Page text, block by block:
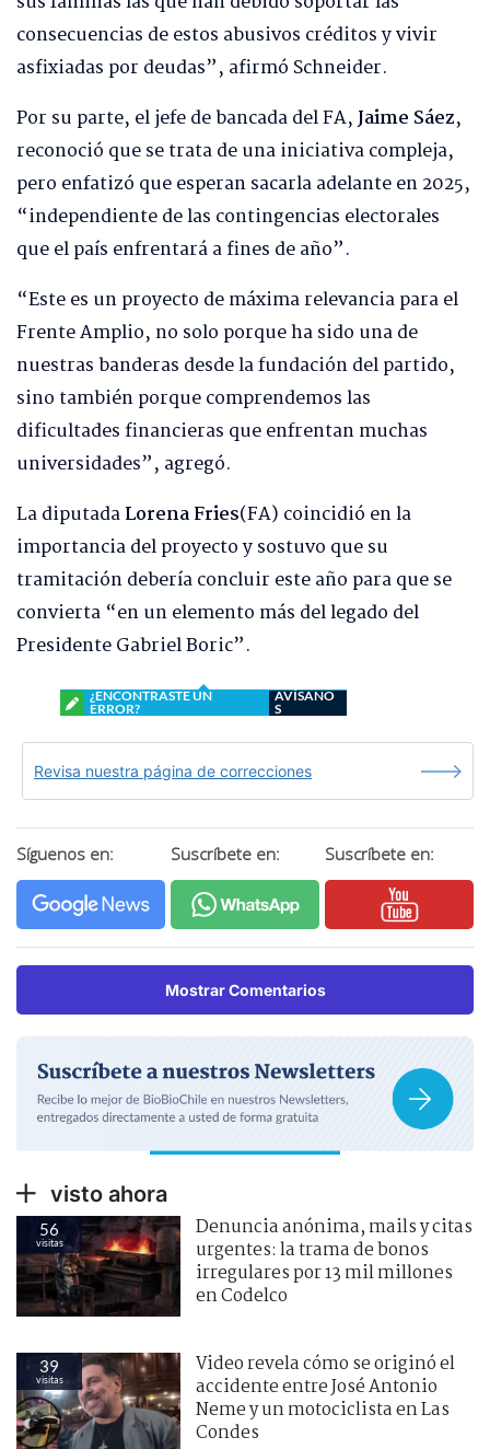
consecuencias de estos abusivos créditos y vivir
asfixiadas por deudas”, afirmó Schneider.
Por su parte, el jefe de bancada del FA,Jaime Sáez,
reconoció que se trata de una iniciativa compleja,
pero enfatizó que esperan sacarla adelante en 2025,
“independiente de las contingencias electorales
que el país enfrentará a fines de año”.
“Este es un proyecto de máxima relevancia para el
Frente Amplio, no solo porque ha sido una de
nuestras banderas desde la fundación del partido,
sino también porque comprendemos las
dificultades financieras que enfrentan muchas
universidades”, agregó.
La diputadaLorena Fries(FA) coincidió en la
importancia del proyecto y sostuvo que su
tramitación debería concluir este año para que se
convierta “en un elemento más del legado del
Presidente Gabriel Boric”.
¿ENCONTRASTE UN
ERROR?
AVÍSANO
S
Revisa nuestra página de correcciones
Síguenos en: Suscríbete en: Suscríbete en:
Mostrar Comentarios
visto ahora
56
visitas
Denuncia anónima, mails y citas
urgentes: la trama de bonos
irregulares por 13 mil millones
en Codelco
39
visitas
Video revela cómo se originó el
accidente entre José Antonio
Neme y un motociclista en Las
Condes